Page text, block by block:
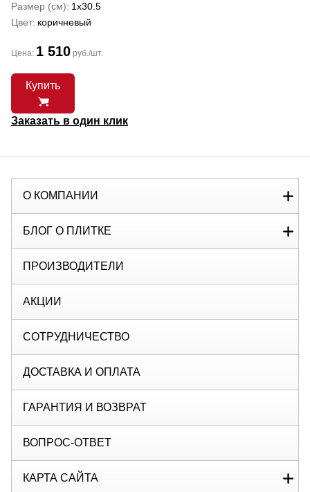
Размер (см) 1x30.5
Цвет коричневый
Цена: 1 510 руб./шт.
Купить
Заказать в один клик
О КОМПАНИИ
БЛОГ О ПЛИТКЕ
ПРОИЗВОДИТЕЛИ
АКЦИИ
СОТРУДНИЧЕСТВО
ДОСТАВКА И ОПЛАТА
ГАРАНТИЯ И ВОЗВРАТ
ВОПРОС-ОТВЕТ
КАРТА САЙТА